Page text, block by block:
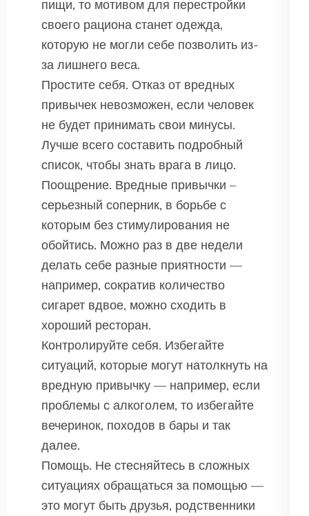
пищи, то мотивом для перестройки
своего рациона станет одежда,
которую не могли себе позволить из-
за лишнего веса.
Простите себя. Отказ от вредных
привычек невозможен, если человек
не будет принимать свои минусы.
Лучше всего составить подробный
список, чтобы знать врага в лицо.
Поощрение. Вредные привычки –
серьезный соперник, в борьбе с
которым без стимулирования не
обойтись. Можно раз в две недели
делать себе разные приятности —
например, сократив количество
сигарет вдвое, можно сходить в
хороший ресторан.
Контролируйте себя. Избегайте
ситуаций, которые могут натолкнуть на
вредную привычку — например, если
проблемы с алкоголем, то избегайте
вечеринок, походов в бары и так
далее.
Помощь. Не стесняйтесь в сложных
ситуациях обращаться за помощью —
это могут быть друзья, родственники